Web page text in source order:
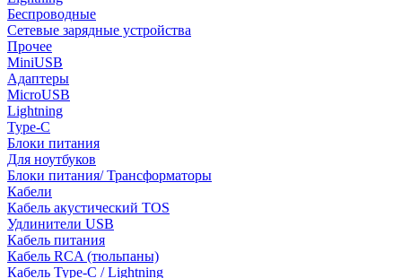
Беспроводные
Сетевые зарядные устройства
Прочее
MiniUSB
Адаптеры
MicroUSB
Lightning
Type-C
Блоки питания
Для ноутбуков
Блоки питания/ Трансформаторы
Кабели
Кабель акустический TOS
Удлинители USB
Кабель питания
Кабель RCA (тюльпаны)
Кабель Type-C / Lightning